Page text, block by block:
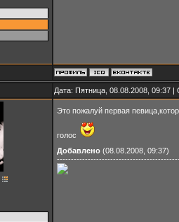
Дата: Пятница, 08.08.2008, 09:37
Это пожалуй первая
голос
Добавлено(08.08.2008, 09:37)